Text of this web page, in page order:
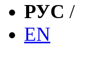
РУС /
EN